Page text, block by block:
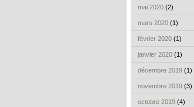
mai 2020 (2)
mars 2020 (1)
février 2020 (1)
janvier 2020 (1)
décembre 2019 (1)
novembre 2019 (3)
octobre 2019 (4)